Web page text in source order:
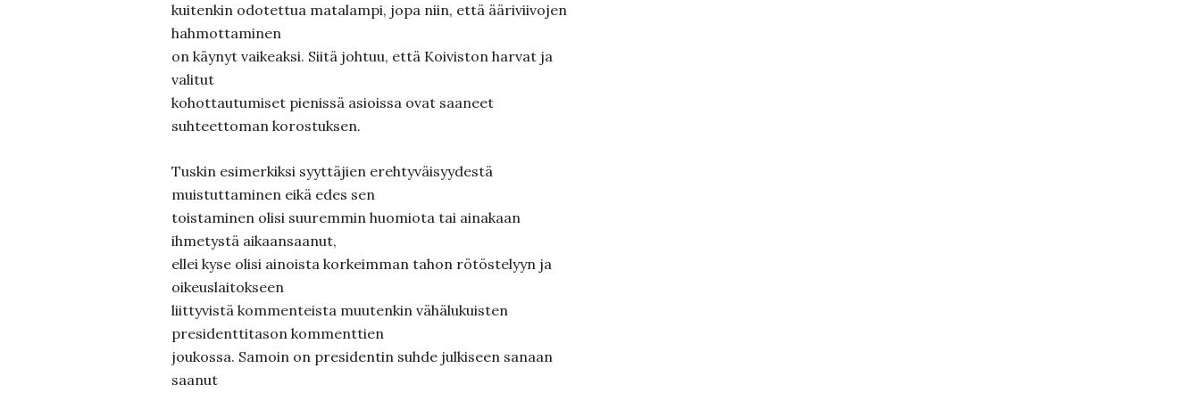
kuitenkin odotettua matalampi, jopa niin, että ääriviivojen
hahmottaminen
on käynyt vaikeaksi. Siitä johtuu, että Koiviston harvat ja
valitut
kohottautumiset pienissä asioissa ovat saaneet
suhteettoman korostuksen.
Tuskin esimerkiksi syyttäjien erehtyväisyydestä
muistuttaminen eikä edes sen
toistaminen olisi suuremmin huomiota tai ainakaan
ihmetystä aikaansaanut,
ellei kyse olisi ainoista korkeimman tahon rötöstelyyn ja
oikeuslaitokseen
liittyvistä kommenteista muutenkin vähälukuisten
presidenttitason kommenttien
joukossa. Samoin on presidentin suhde julkiseen sanaan
saanut